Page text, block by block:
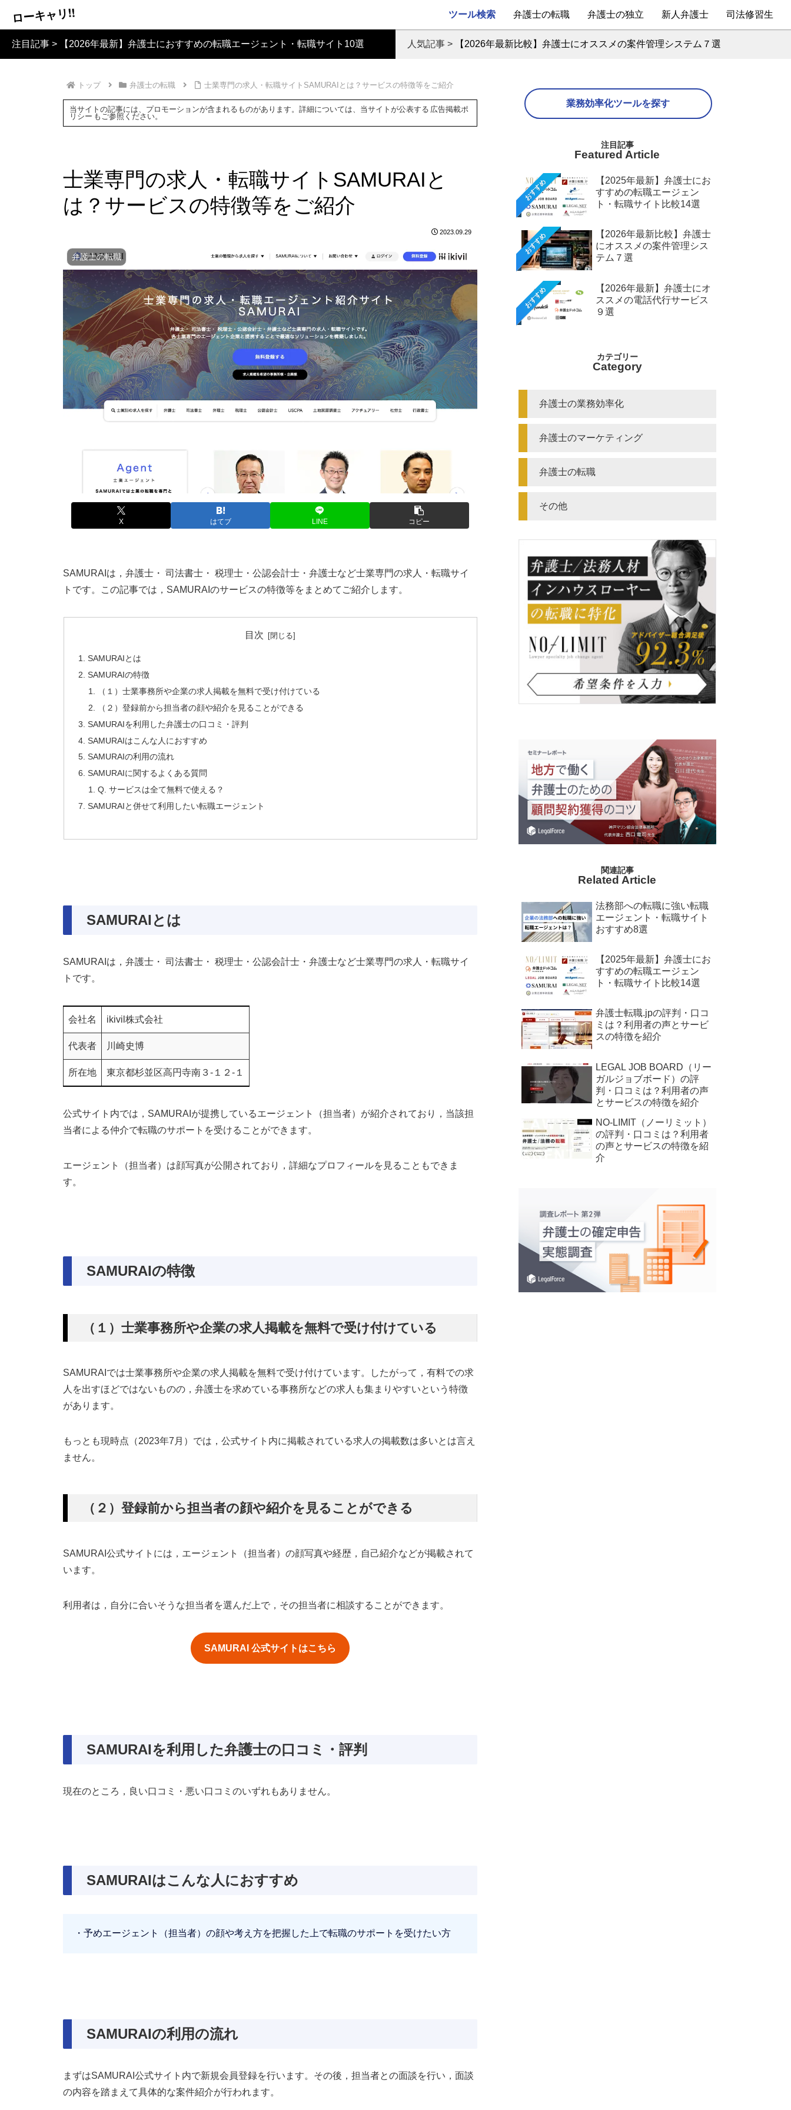
ローキャリ!! ツール検索 弁護士の転職 弁護士の独立 新人弁護士 司法修習生
注目記事 > 【2026年最新】弁護士におすすめの転職エージェント・転職サイト10選 人気記事 > 【2026年最新比較】弁護士にオススメの案件管理システム７選
トップ 弁護士の転職 士業専門の求人・転職サイトSAMURAIとは？サービスの特徴等をご紹介
当サイトの記事には、プロモーションが含まれるものがあります。詳細については、当サイトが公表する 広告掲載ポ
リシー もご参照ください。
士業専門の求人・転職サイトSAMURAIと
は？サービスの特徴等をご紹介
2023.09.29
弁護士の転職
X はてブ LINE コピー
SAMURAIは，弁護士・ 司法書士・ 税理士・公認会計士・弁護士など士業専門の求人・転職サイ
トです。この記事では，SAMURAIのサービスの特徴等をまとめてご紹介します。
目次
SAMURAIとは
SAMURAIの特徴
（１）士業事務所や企業の求人掲載を無料で受け付けている
（２）登録前から担当者の顔や紹介を見ることができる
SAMURAIを利用した弁護士の口コミ・評判
SAMURAIはこんな人におすすめ
SAMURAIの利用の流れ
SAMURAIに関するよくある質問
Q. サービスは全て無料で使える？
SAMURAIと併せて利用したい転職エージェント
SAMURAIとは
SAMURAIは，弁護士・ 司法書士・ 税理士・公認会計士・弁護士など士業専門の求人・転職サイ
トです。
会社名 ikivil株式会社
代表者 川崎史博
所在地 東京都杉並区高円寺南３-１２-１
公式サイト内では，SAMURAIが提携しているエージェント（担当者）が紹介されており，当該担
当者による仲介で転職のサポートを受けることができます。
エージェント（担当者）は顔写真が公開されており，詳細なプロフィールを見ることもできま
す。
SAMURAIの特徴
（１）士業事務所や企業の求人掲載を無料で受け付けている
SAMURAIでは士業事務所や企業の求人掲載を無料で受け付けています。したがって，有料での求
人を出すほどではないものの，弁護士を求めている事務所などの求人も集まりやすいという特徴
があります。
もっとも現時点（2023年7月）では，公式サイト内に掲載されている求人の掲載数は多いとは言え
ません。
（２）登録前から担当者の顔や紹介を見ることができる
SAMURAI公式サイトには，エージェント（担当者）の顔写真や経歴，自己紹介などが掲載されて
います。
利用者は，自分に合いそうな担当者を選んだ上で，その担当者に相談することができます。
SAMURAI 公式サイトはこちら
SAMURAIを利用した弁護士の口コミ・評判
現在のところ，良い口コミ・悪い口コミのいずれもありません。
SAMURAIはこんな人におすすめ
予めエージェント（担当者）の顔や考え方を把握した上で転職のサポートを受けたい方
SAMURAIの利用の流れ
まずはSAMURAI公式サイト内で新規会員登録を行います。その後，担当者との面談を行い，面談
の内容を踏まえて具体的な案件紹介が行われます。
業務効率化ツールを探す
Featured Article
おすすめ
【2025年最新】弁護士にお
すすめの転職エージェン
ト・転職サイト比較14選
おすすめ
【2026年最新比較】弁護士
にオススメの案件管理シス
テム７選
おすすめ
【2026年最新】弁護士にオ
ススメの電話代行サービス
９選
Category
弁護士の業務効率化
弁護士のマーケティング
弁護士の転職
その他
Related Article
法務部への転職に強い転職
エージェント・転職サイト
おすすめ8選
【2025年最新】弁護士にお
すすめの転職エージェン
ト・転職サイト比較14選
弁護士転職.jpの評判・口コ
ミは？利用者の声とサービ
スの特徴を紹介
LEGAL JOB BOARD（リー
ガルジョブボード）の評
判・口コミは？利用者の声
とサービスの特徴を紹介
NO-LIMIT（ノーリミット）
の評判・口コミは？利用者
の声とサービスの特徴を紹
介